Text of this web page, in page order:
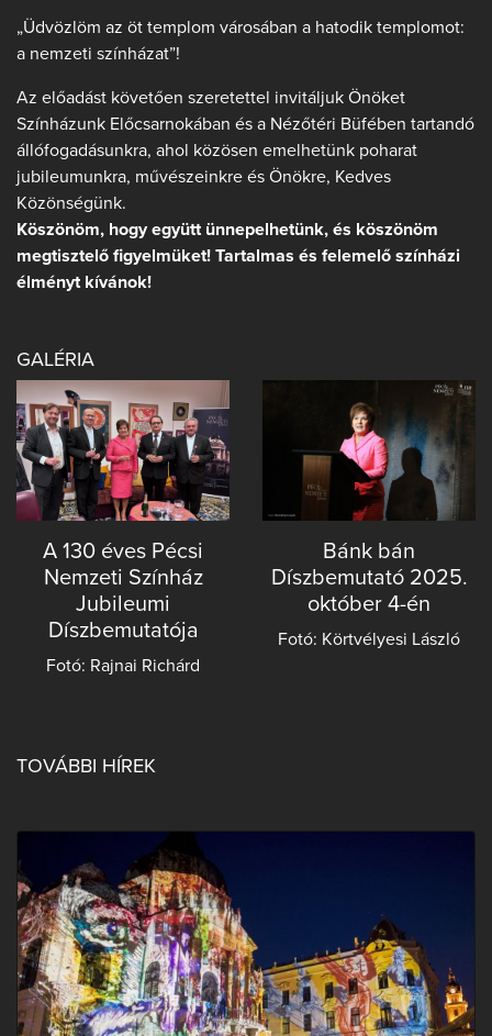
TOVÁBBI HÍREK
„Üdvözlöm az öt templom városában a hatodik templomot:
a nemzeti színházat”!
Az előadást követően szeretettel invitáljuk Önöket
Színházunk Előcsarnokában és a Nézőtéri Büfében tartandó
állófogadásunkra, ahol közösen emelhetünk poharat
jubileumunkra, művészeinkre és Önökre, Kedves
Közönségünk.
Köszönöm, hogy együtt ünnepelhetünk, és köszönöm
megtisztelő figyelmüket! Tartalmas és felemelő színházi
élményt kívánok!
GALÉRIA
A 130 éves Pécsi
Nemzeti Színház
Jubileumi
Díszbemutatója
Fotó: Rajnai Richárd
Bánk bán
Díszbemutató 2025.
október 4-én
Fotó: Körtvélyesi László